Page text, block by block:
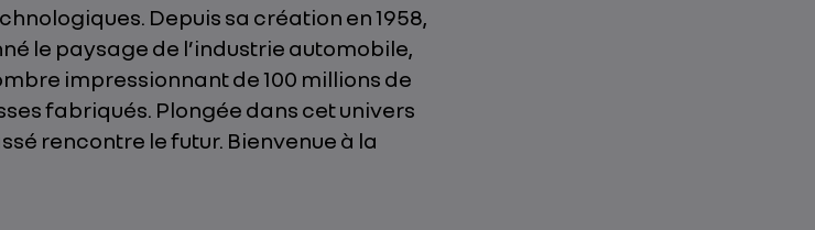
Depuis sa création en 1958,
le paysage de l’industrie automobile,
impressionnant de 100 millions de
fabriqués. Plongée dans cet univers
rencontre le futur. Bienvenue à la